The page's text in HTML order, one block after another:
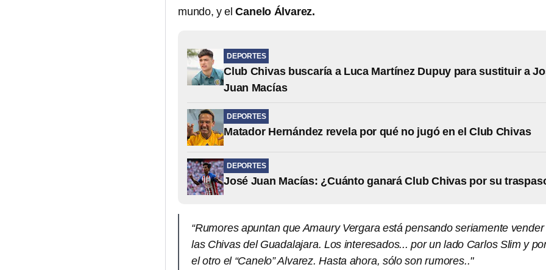
mundo, y elCanelo Álvarez.
DEPORTES
Club Chivas buscaría a Luca Martínez Dupuy para sustituir a
Juan Macías
DEPORTES
Matador Hernández revela por qué no jugó en el Club Chivas
DEPORTES
José Juan Macías: ¿Cuánto ganará Club Chivas por su
“Rumores apuntan que Amaury Vergara está pensando seriamente vender
las Chivas del Guadalajara. Los interesados... por un lado Carlos Slim y
el otro el “Canelo” Alvarez. Hasta ahora, sólo son rumores.."